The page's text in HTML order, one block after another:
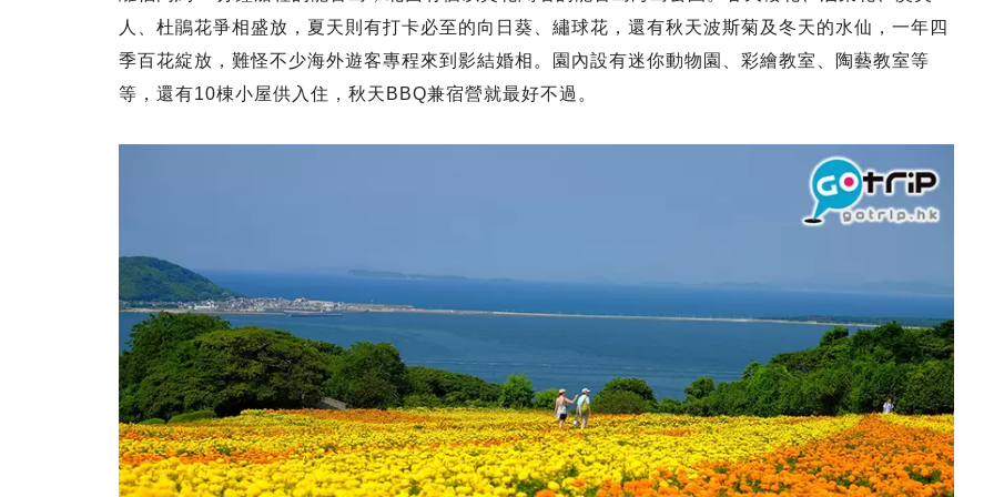
人、杜鵑花爭相盛放，夏天則有打卡必至的向日葵、繡球花，還有秋天波斯菊及冬天的水仙，一年四
季百花綻放，難怪不少海外遊客專程來到影結婚相。園內設有迷你動物園、彩繪教室、陶藝教室等
等，還有10棟小屋供入住，秋天BBQ兼宿營就最好不過。